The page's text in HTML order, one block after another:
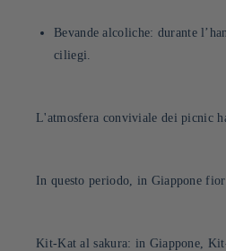
Bevande alcoliche: durante
ciliegi.
L'atmosfera conviviale dei picnic
In questo periodo, in Giappone
Kit-Kat al sakura: in Giappone,